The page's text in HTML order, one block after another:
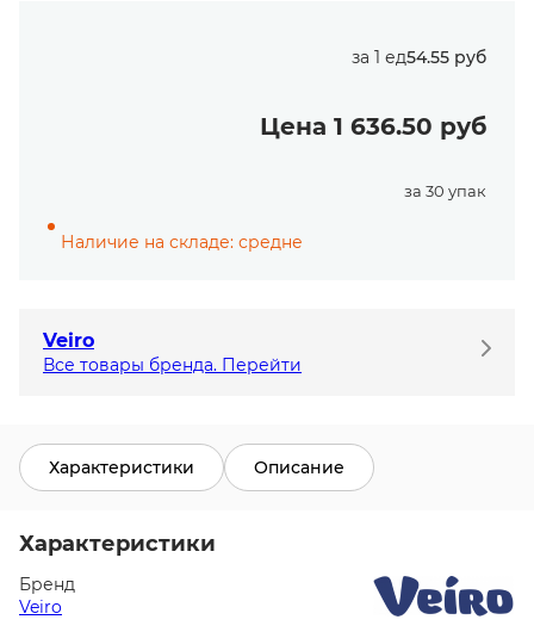
за 1 ед54.55 руб
Цена 1 636.50 руб
за 30 упак
Наличие на складе: средне
Veiro
Все товары бренда. Перейти
Характеристики Описание
Характеристики
Бренд
Veiro